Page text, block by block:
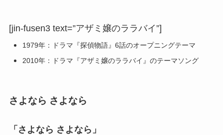
[jin-fusen3 text=”アザミ嬢のララバイ”]
1979年：ドラマ『探偵物語』6話のオープニングテーマ
2010年：ドラマ『アザミ嬢のララバイ』のテーマソング
さよなら さよなら
「さよなら さよなら」